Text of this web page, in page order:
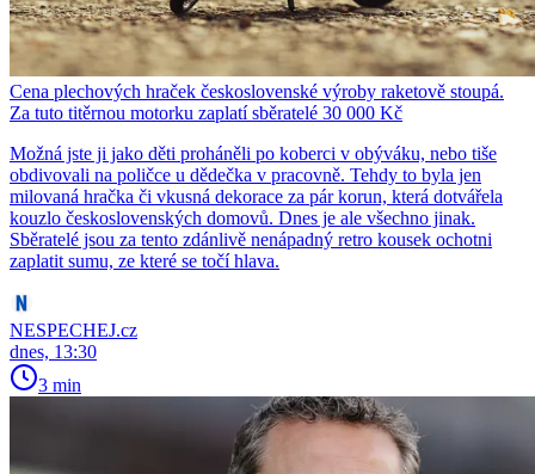
Cena plechových hraček československé výroby raketově stoupá.
Za tuto titěrnou motorku zaplatí sběratelé 30 000 Kč
Možná jste ji jako děti proháněli po koberci v obýváku, nebo tiše
obdivovali na poličce u dědečka v pracovně. Tehdy to byla jen
milovaná hračka či vkusná dekorace za pár korun, která dotvářela
kouzlo československých domovů. Dnes je ale všechno jinak.
Sběratelé jsou za tento zdánlivě nenápadný retro kousek ochotni
zaplatit sumu, ze které se točí hlava.
NESPECHEJ.cz
dnes, 13:30
3 min